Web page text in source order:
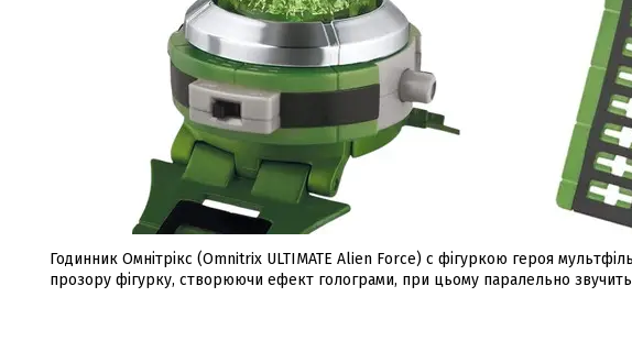
Годинник Омнітрікс (Omnitrix ULTIMATE Alien Force) c фігуркою героя
прозору фігурку, створюючи ефект голограми, при цьому паралельно звучить